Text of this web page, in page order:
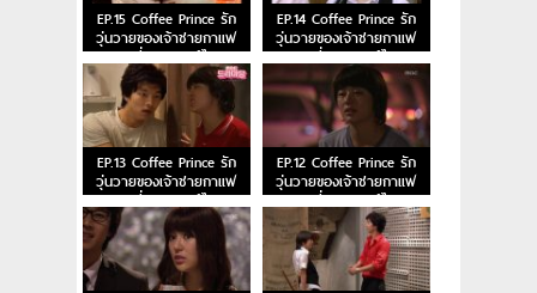
EP.15 Coffee Prince รัก
วุ่นวายของเจ้าชายกาแฟ
ตอนที่ 15 พากย์ไทย
EP.14 Coffee Prince รัก
วุ่นวายของเจ้าชายกาแฟ
ตอนที่ 14 พากย์ไทย
EP.13 Coffee Prince รัก
วุ่นวายของเจ้าชายกาแฟ
ตอนที่ 13 พากย์ไทย
EP.12 Coffee Prince รัก
วุ่นวายของเจ้าชายกาแฟ
ตอนที่ 12 พากย์ไทย